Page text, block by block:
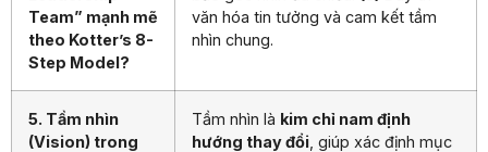
Team” mạnh mẽ
theo Kotter’s 8-
Step Model?
văn hóa tin tưởng và cam kết tầm
nhìn chung.
5. Tầm nhìn
(Vision) trong
Tầm nhìn là kim chỉ nam định
hướng thay đổi , giúp xác định mục